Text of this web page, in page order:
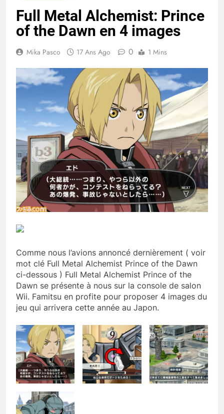
Full Metal Alchemist: Prince
of the Dawn en 4 images
Mika Pasco 17 Ans Ago 0 1 Mins
Comme nous l’avions annoncé dernièrement ( voir
mot clé Full Metal Alchemist Prince of the Dawn
ci-dessous ) Full Metal Alchemist Prince of the
Dawn se présente à nous sur la console de salon
Wii. Famitsu en profite pour proposer 4 images du
jeu qui arrivera cette année au Japon.